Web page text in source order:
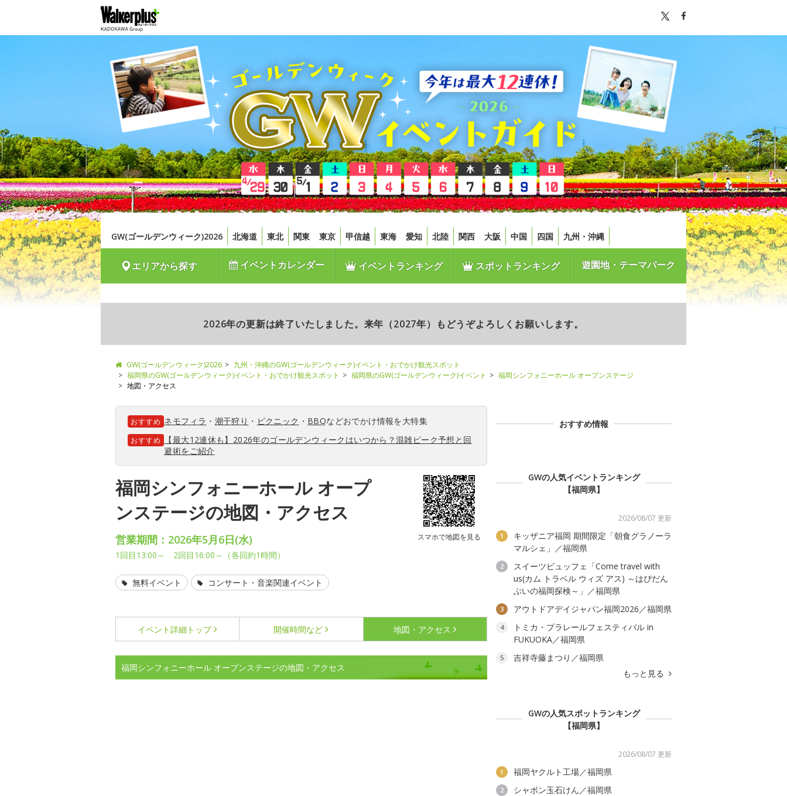
GW(ゴールデンウィーク)2026 北海道 東北 関東 東京 甲信越 東海 愛知 北陸 関西 大阪 中国 四国 九州・沖縄
エリアから探す イベントカレンダー イベントランキング スポットランキング 遊園地・テーマパーク
2026年の更新は終了いたしました。来年（2027年）もどうぞよろしくお願いします。
GW(ゴールデンウィーク)2026
九州・沖縄のGW(ゴールデンウィーク)イベント・おでかけ観光スポット
福岡県のGW(ゴールデンウィーク)イベント・おでかけ観光スポット
福岡県のGW(ゴールデンウィーク)イベント
福岡シンフォニーホール オープンステージ
地図・アクセス
おすすめ ネモフィラ ・ 潮干狩り ・ ピクニック ・ BBQなどおでかけ情報を大特集
おすすめ
【最大12連休も】2026年のゴールデンウィークはいつから？混雑ピーク予想と回
避術をご紹介
福岡シンフォニーホール オープ
ンステージの地図・アクセス
スマホで地図を見る
営業期間：2026年5月6日(水)
1回目13:00～ 2回目16:00～（各回約1時間）
無料イベント コンサート・音楽関連イベント
イベント詳細 トップ 開催時間など 地図・アクセス
福岡シンフォニーホール オープンステージの地図・アクセス
おすすめ情報
GWの人気イベントランキング
【福岡県】
2026/08/07 更新
1
キッザニア福岡 期間限定「朝食グラノーラ
マルシェ」／福岡県
2
スイーツビュッフェ「Come travel with
us(カム トラベル ウィズ アス) ～はぴだん
ぶいの福岡探検～」／福岡県
3 アウトドアデイジャパン福岡2026／福岡県
4
トミカ・プラレールフェスティバル in
FUKUOKA／福岡県
5
吉祥寺藤まつり／福岡県
もっと見る
GWの人気スポットランキング
【福岡県】
2026/08/07 更新
1 福岡ヤクルト工場／福岡県
2 シャボン玉石けん／福岡県